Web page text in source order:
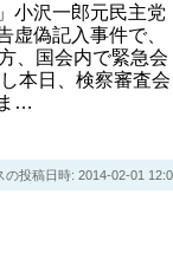
小沢一郎元民主党
偽記入事件で、
、国会内で緊急会
本日、検察審査会
…
投稿日時: 2014-02-01